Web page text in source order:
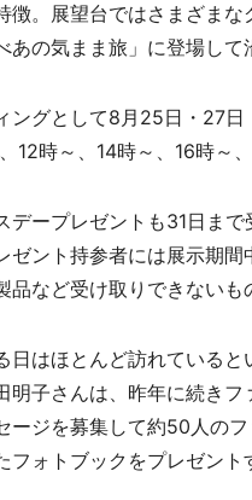
徴。展望台ではさまざま
あの気まま旅」に登場して
ングとして8月25日・27
12時～、14時～、16時～、
ープレゼントも31日ま
ゼント持参者には展示期
など受け取りできないも
はほとんど訪れている
明子さんは、昨年に続き
ージを募集して約50人の
ォトブックをプレゼント